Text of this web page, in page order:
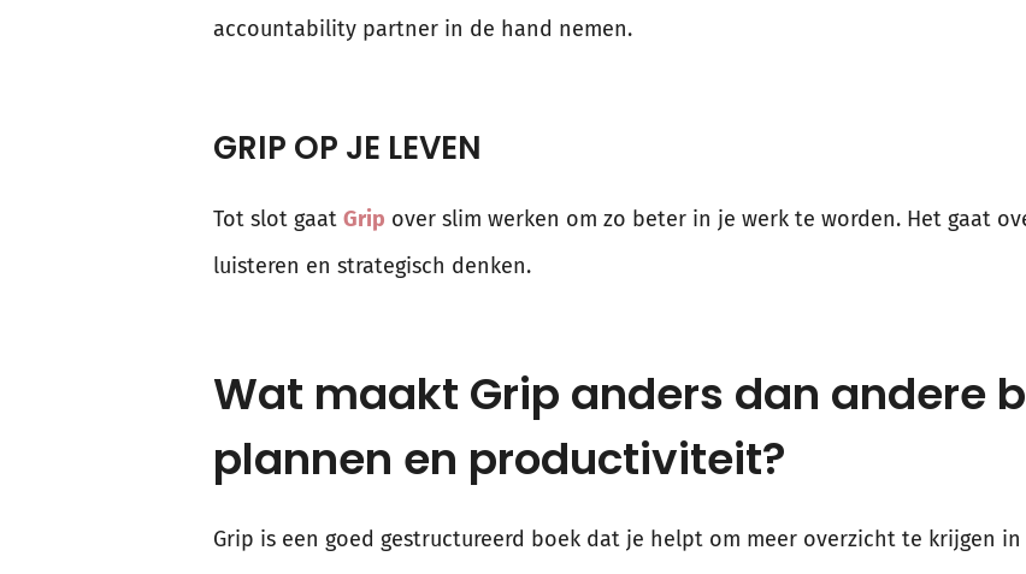
accountability partner in de hand nemen.
GRIP OP JE LEVEN
Tot slot gaat Grip over slim werken om zo beter in je werk te worden. Het gaat
luisteren en strategisch denken.
Wat maakt Grip anders dan andere
plannen en productiviteit?
Grip is een goed gestructureerd boek dat je helpt om meer overzicht te krijgen